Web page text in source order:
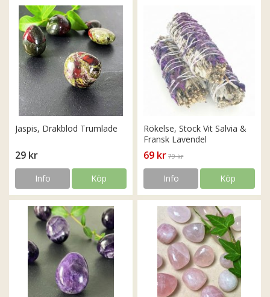
Jaspis, Drakblod Trumlade
29 kr
Info Köp
Rökelse, Stock Vit Salvia &
Fransk Lavendel
69 kr 79 kr
Info Köp